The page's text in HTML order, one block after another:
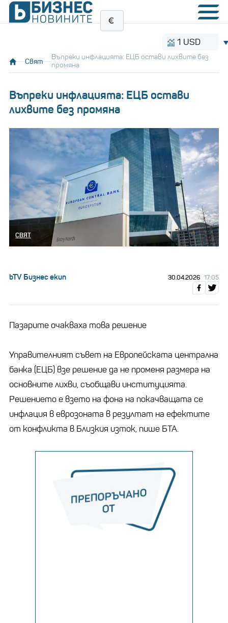
1 USD
Свят
Въпреки инфлацията: ЕЦБ остави лихвите без
промяна
Въпреки инфлацията: ЕЦБ остави
лихвите без промяна
СВЯТ
bTV Бизнес екип 30.04.2026 17:05
Пазарите очакваха това решение
Управителният съвет на Европейската централна
банка (ЕЦБ) взе решение да не променя размера на
основните лихви, съобщави институцията.
Решението е взето на фона на покачващата се
инфлация в еврозоната в резултат на ефектите
от конфликта в Близкия изток, пише БТА.